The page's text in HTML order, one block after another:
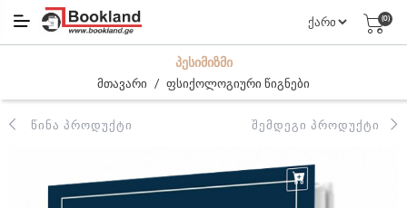
(0)
ᲞᲔᲡᲘᲛᲘᲖᲛᲘ
მთავარი / ფსიქოლოგიური წიგნები
ᲬᲘᲜᲐ ᲞᲠᲝᲓᲣᲥᲢᲘ ᲨᲔᲛᲓᲔᲒᲘ ᲞᲠᲝᲓᲣᲥᲢᲘ